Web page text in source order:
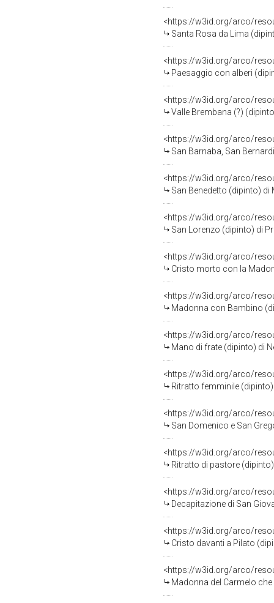
<https://w3id.org/arco/
Santa Rosa da Lima
<https://w3id.org/arco/
Paesaggio con alberi
<https://w3id.org/arco/
Valle Brembana (?)
<https://w3id.org/arco/
San Barnaba, San
<https://w3id.org/arco/
San Benedetto (dipinto)
<https://w3id.org/arco/
San Lorenzo (dipinto) di
<https://w3id.org/arco/
Cristo morto con la
<https://w3id.org/arco/
Madonna con Bambino
<https://w3id.org/arco/
Mano di frate (dipinto) di
<https://w3id.org/arco/
Ritratto femminile
<https://w3id.org/arco/
San Domenico e San
<https://w3id.org/arco/
Ritratto di pastore
<https://w3id.org/arco/
Decapitazione di San Giovanni
<https://w3id.org/arco/
Cristo davanti a Pilato
<https://w3id.org/arco/
Madonna del Carmelo che